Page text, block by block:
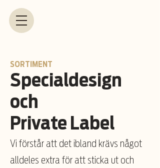
Specialdesign
och
Private Label
SORTIMENT
Vi förstår att det ibland krävs något
alldeles extra för att sticka ut och